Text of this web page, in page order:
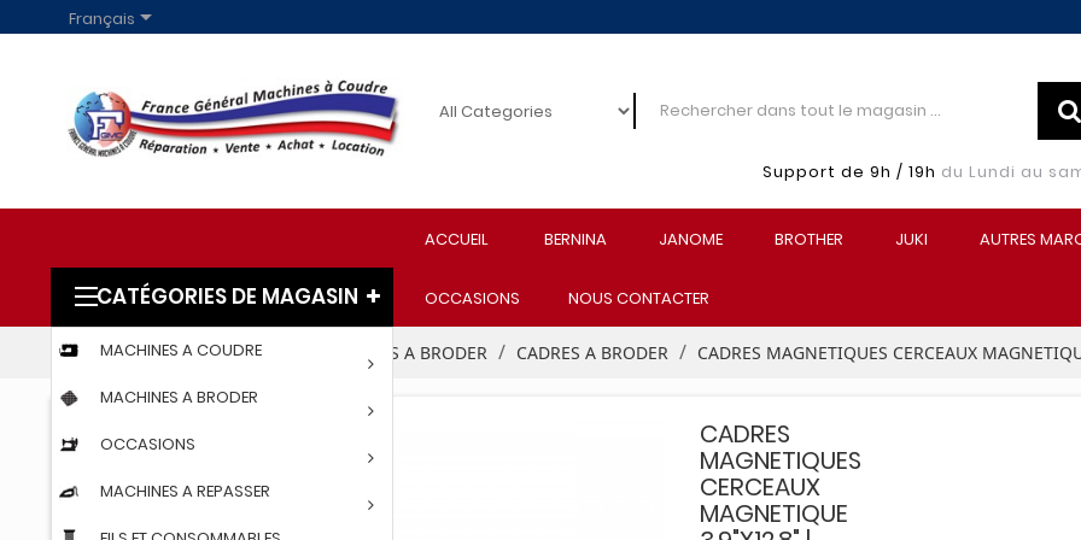
Français
Support de 9h / 19h du Lundi au
ACCUEIL BERNINA JANOME BROTHER JUKI AUTRES
OCCASIONS NOUS CONTACTER
CATÉGORIES DE MAGASIN
MACHINES A COUDRE
MACHINES A BRODER
OCCASIONS
MACHINES A REPASSER
Accueil PROFESSIONNELS MACHINES A BRODER CADRES A BRODER CADRES MAGNETIQUES CERCEAUX
CADRES
MAGNETIQUES
CERCEAUX
MAGNETIQUE